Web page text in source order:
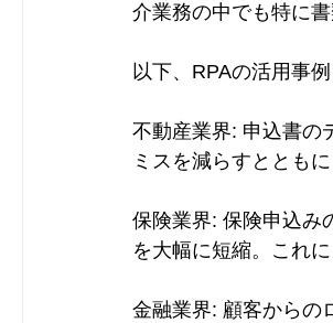
介業務の中でも特に
以下、RPAの活用事
不動産業界: 申込書の
ミスを減らすととも
保険業界: 保険申込み
を大幅に短縮。これ
金融業界: 顧客からの